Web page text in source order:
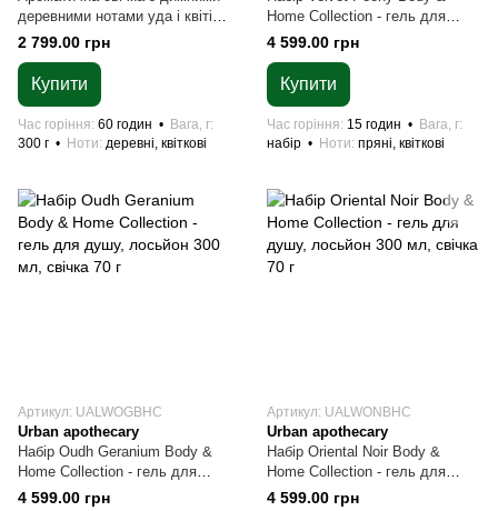
деревними нотами уда і квітів
Urban apothecary Oudh
Geranium 300 г
2 799.00 грн
Купити
Час горіння 60 годин
Вага, г
300 г
Ноти деревні, квіткові
Home Collection - гель для
душу, лосьйон 300 мл, свічка
4 599.00 грн
Купити
Час горіння 15 годин
Вага, г
набір
Ноти пряні, квіткові
Артикул: UALWOGBHC
Urban apothecary
Набір Oudh Geranium Body &
Home Collection - гель для
душу, лосьйон 300 мл, свічка
4 599.00 грн
Артикул: UALWONBHC
Urban apothecary
Набір Oriental Noir Body &
Home Collection - гель для
душу, лосьйон 300 мл, свічка
4 599.00 грн